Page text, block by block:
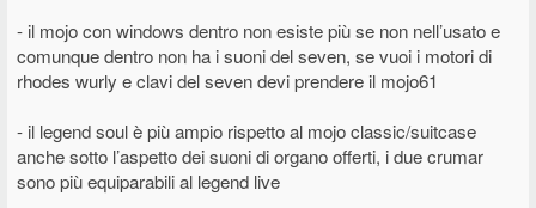
- il mojo con windows dentro non esiste più se non nell’usato e
comunque dentro non ha i suoni del seven, se vuoi i motori di
rhodes wurly e clavi del seven devi prendere il mojo61
- il legend soul è più ampio rispetto al mojo classic/suitcase
anche sotto l’aspetto dei suoni di organo offerti, i due crumar
sono più equiparabili al legend live